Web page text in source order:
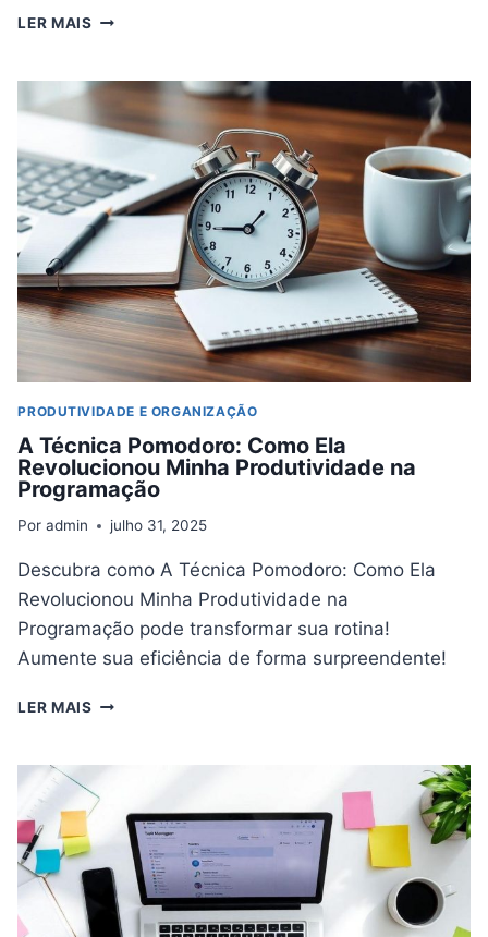
LER MAIS
PLANEJAMENTO
SEMANAL:
COMO
SE
PARA
UMA
SEMANA
PRODUTIVA
PRODUTIVIDADE E ORGANIZAÇÃO
A Técnica Pomodoro: Como Ela
Revolucionou Minha Produtividade na
Programação
Por admin julho 31, 2025
Descubra como A Técnica Pomodoro: Como Ela
Revolucionou Minha Produtividade na
Programação pode transformar sua rotina!
Aumente sua eficiência de forma surpreendente!
LER MAIS A
COMO
ELA
REVOLUCIONOU
MINHA
PRODUTIVIDADE
NA
PROGRAMAÇÃO